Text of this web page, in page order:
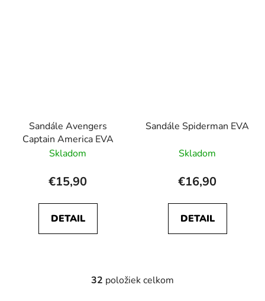
Sandále Avengers
Captain America EVA
Skladom
€15,90
DETAIL
Sandále Spiderman EVA
Skladom
€16,90
DETAIL
O
32 položiek celkom